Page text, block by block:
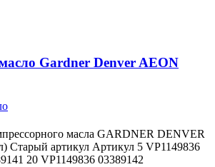
Gardner Denver AEON
масла GARDNER DENVER
Старый артикул Артикул 5 VP1149836
20 VP1149836 03389142